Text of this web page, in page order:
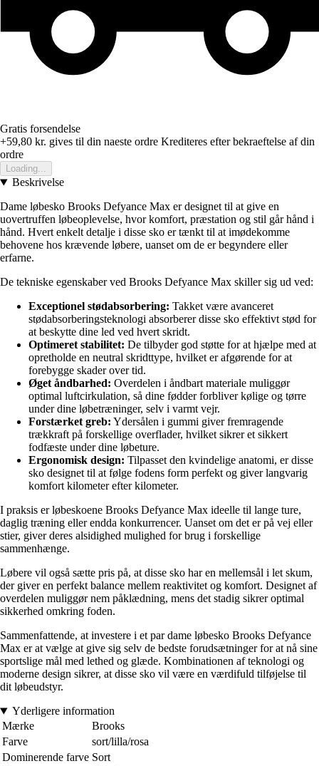
Gratis forsendelse
+59,80 kr. gives til din naeste ordre Krediteres efter bekraeftelse af din
ordre
Loading...
Beskrivelse
Dame løbesko Brooks Defyance Max er designet til at give en
uovertruffen løbeoplevelse, hvor komfort, præstation og stil går hånd i
hånd. Hvert enkelt detalje i disse sko er tænkt til at imødekomme
behovene hos krævende løbere, uanset om de er begyndere eller
erfarne.
De tekniske egenskaber ved Brooks Defyance Max skiller sig ud ved:
Exceptionel stødabsorbering: Takket være avanceret
stødabsorberingsteknologi absorberer disse sko effektivt stød for
at beskytte dine led ved hvert skridt.
Optimeret stabilitet: De tilbyder god støtte for at hjælpe med at
opretholde en neutral skridttype, hvilket er afgørende for at
forebygge skader over tid.
Øget åndbarhed: Overdelen i åndbart materiale muliggør
optimal luftcirkulation, så dine fødder forbliver kølige og tørre
under dine løbetræninger, selv i varmt vejr.
Forstærket greb: Ydersålen i gummi giver fremragende
trækkraft på forskellige overflader, hvilket sikrer et sikkert
fodfæste under dine løbeture.
Ergonomisk design: Tilpasset den kvindelige anatomi, er disse
sko designet til at følge fodens form perfekt og giver langvarig
komfort kilometer efter kilometer.
I praksis er løbeskoene Brooks Defyance Max ideelle til lange ture,
daglig træning eller endda konkurrencer. Uanset om det er på vej eller
stier, giver deres alsidighed mulighed for brug i forskellige
sammenhænge.
Løbere vil også sætte pris på, at disse sko har en mellemsål i let skum,
der giver en perfekt balance mellem reaktivitet og komfort. Designet af
overdelen muliggør nem påklædning, mens det stadig sikrer optimal
sikkerhed omkring foden.
Sammenfattende, at investere i et par dame løbesko Brooks Defyance
Max er at vælge at give sig selv de bedste forudsætninger for at nå sine
sportslige mål med lethed og glæde. Kombinationen af teknologi og
moderne design sikrer, at disse sko vil være en værdifuld tilføjelse til
dit løbeudstyr.
Yderligere information
Mærke
Brooks
Farve
sort/lilla/rosa
Dominerende farve Sort